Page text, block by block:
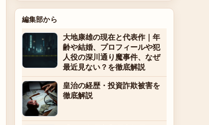
編集部から
大地康雄の現在と代表作｜年
齢や結婚、プロフィールや犯
人役の深川通り魔事件、なぜ
最近見ない？を徹底解説
皇治の経歴・投資詐欺被害を
徹底解説